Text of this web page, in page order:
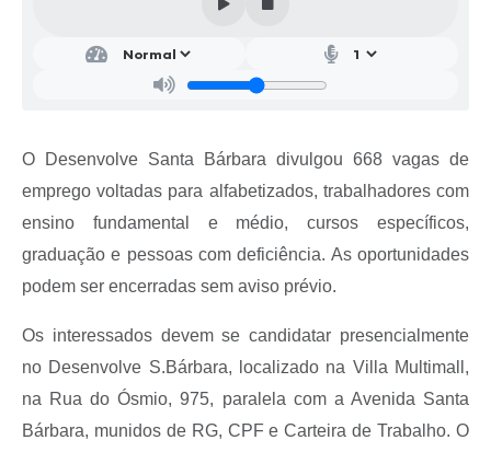
Parcerias com Organização da Sociedade Civil (OSC)
Conselhos Municipais
Principal
Galeria de Fotos
Galeria de Vídeos
Legislação
Links
O Desenvolve Santa Bárbara divulgou 668 vagas de
emprego voltadas para alfabetizados, trabalhadores com
ensino fundamental e médio, cursos específicos,
graduação e pessoas com deficiência. As oportunidades
podem ser encerradas sem aviso prévio.
Os interessados devem se candidatar presencialmente
no Desenvolve S.Bárbara, localizado na Villa Multimall,
na Rua do Ósmio, 975, paralela com a Avenida Santa
Bárbara, munidos de RG, CPF e Carteira de Trabalho. O